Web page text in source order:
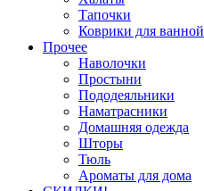
Тапочки
Коврики для ванной
Прочее
Наволочки
Простыни
Пододеяльники
Наматрасники
Домашняя одежда
Шторы
Тюль
Ароматы для дома